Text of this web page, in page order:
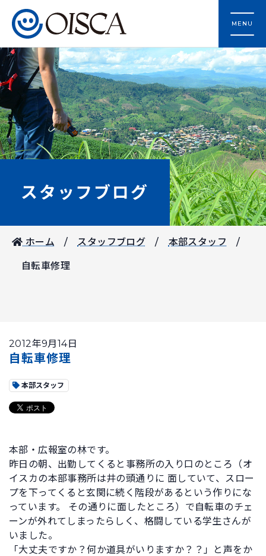
MENU
スタッフブログ
ホーム スタッフブログ 本部スタッフ
自転車修理
2012年9月14日
自転車修理
本部スタッフ
本部・広報室の林です。
昨日の朝、出勤してくると事務所の入り口のところ（オ
イスカの本部事務所は井の頭通りに 面していて、スロー
プを下ってくると玄関に続く階段があるという作りにな
っています。 その通りに面したところ）で自転車のチェ
ーンが外れてしまったらしく、格闘している学生さんが
いました。
「大丈夫ですか？何か道具がいりますか？？」と声をか